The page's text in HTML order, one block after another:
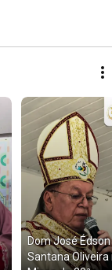
Dom José Édson
Santana Oliveira